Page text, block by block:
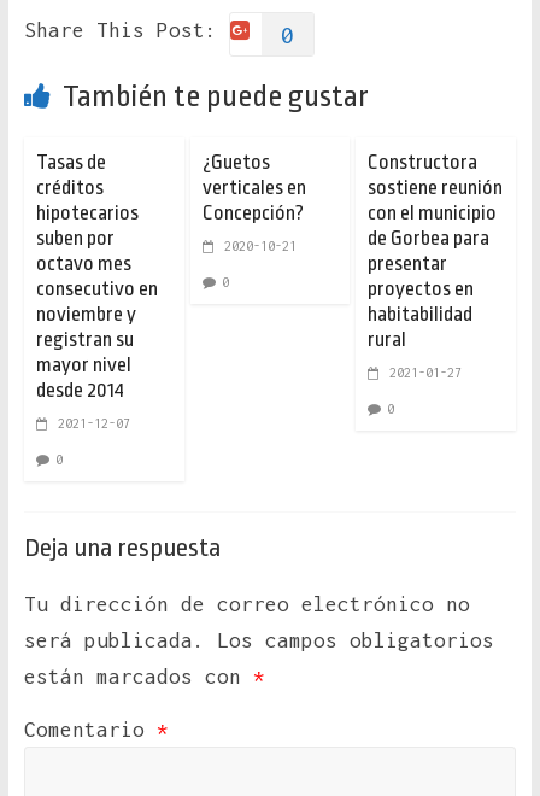
Share This Post: 0
También te puede gustar
Tasas de
créditos
hipotecarios
suben por
octavo mes
consecutivo en
noviembre y
registran su
mayor nivel
desde 2014
2021-12-07
0
¿Guetos
verticales en
Concepción?
2020-10-21
0
Constructora
sostiene reunión
con el municipio
de Gorbea para
presentar
proyectos en
habitabilidad
rural
2021-01-27
0
Deja una respuesta
Tu dirección de correo electrónico no
será publicada.
Los campos obligatorios
están marcados con *
Comentario *